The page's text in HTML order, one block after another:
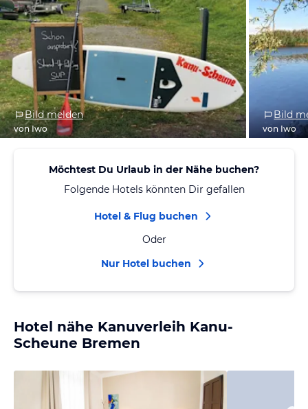
Bild melden
von Iwo
Bild
von Iwo
Möchtest Du Urlaub in der Nähe buchen?
Folgende Hotels könnten Dir gefallen
Hotel & Flug buchen
Oder
Nur Hotel buchen
Hotel nähe Kanuverleih Kanu-
Scheune Bremen